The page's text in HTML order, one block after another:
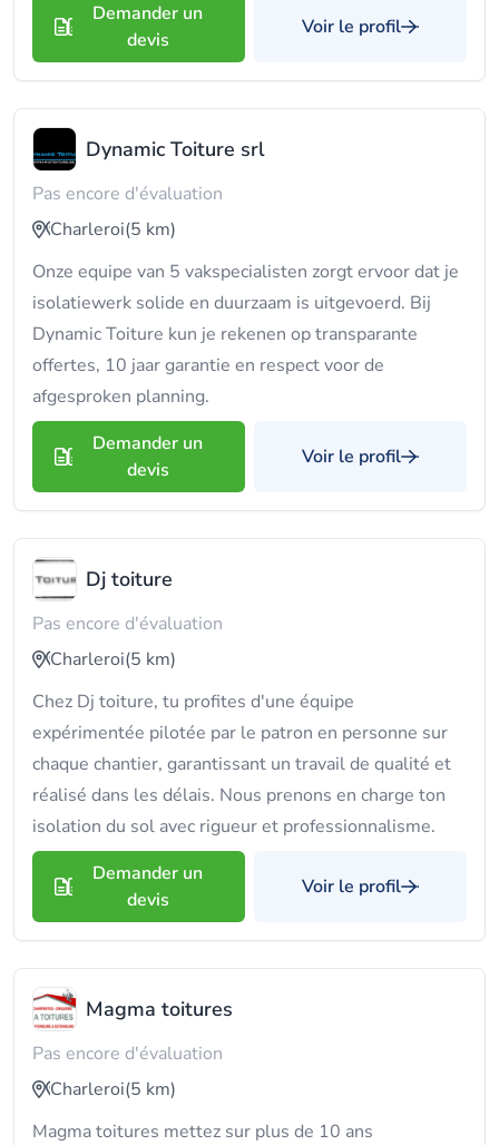
Demander un
devis
Voir le profil
Dynamic Toiture srl
Pas encore d'évaluation
Charleroi(5 km)
Onze equipe van 5 vakspecialisten zorgt ervoor dat je
isolatiewerk solide en duurzaam is uitgevoerd. Bij
Dynamic Toiture kun je rekenen op transparante
offertes, 10 jaar garantie en respect voor de
afgesproken planning.
Demander un
devis
Voir le profil
Dj toiture
Pas encore d'évaluation
Charleroi(5 km)
Chez Dj toiture, tu profites d'une équipe
expérimentée pilotée par le patron en personne sur
chaque chantier, garantissant un travail de qualité et
réalisé dans les délais. Nous prenons en charge ton
isolation du sol avec rigueur et professionnalisme.
Demander un
devis
Voir le profil
Magma toitures
Pas encore d'évaluation
Charleroi(5 km)
Magma toitures mettez sur plus de 10 ans